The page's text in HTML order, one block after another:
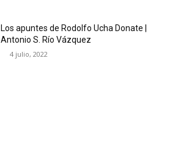
Los apuntes de Rodolfo Ucha Donate |
Antonio S. Río Vázquez
4 julio, 2022